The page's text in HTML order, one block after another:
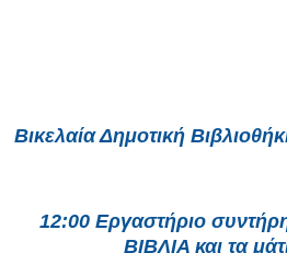
Βικελαία Δημοτική
12:00 Εργαστήριο
ΒΙΒΛΙΑ και τα